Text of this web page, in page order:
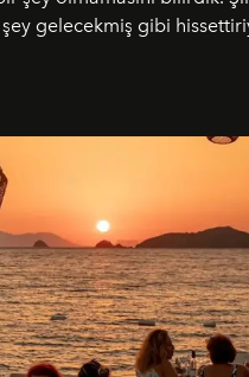
şey gelecekmiş gibi